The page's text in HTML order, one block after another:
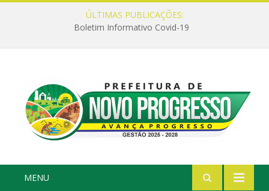
ÚLTIMAS PUBLICAÇÕES:
Boletim Informativo Covid-19
MENU